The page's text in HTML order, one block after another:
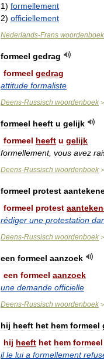
1) formellement
2) officiellement
Nederlands-Frans woordenboek
formeel gedrag
formeel gedrag
attitude formaliste
Deens-Russisch woordenboek >
formeel heeft u gelijk
formeel heeft u gelijk
formellement, vous avez
Deens-Russisch woordenboek >
formeel protest
formeel protest
rédiger une protestation
Deens-Russisch woordenboek >
een formeel aanzoek
een formeel aanzoek
une demande officielle
Deens-Russisch woordenboek >
hij heeft het hem formeel
hij heeft het hem formeel
il le lui a formellement